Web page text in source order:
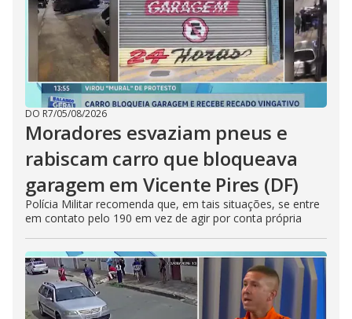
DO R7/05/08/2026
Moradores esvaziam pneus e
rabiscam carro que bloqueava
garagem em Vicente Pires (DF)
Polícia Militar recomenda que, em tais situações, se entre
em contato pelo 190 em vez de agir por conta própria